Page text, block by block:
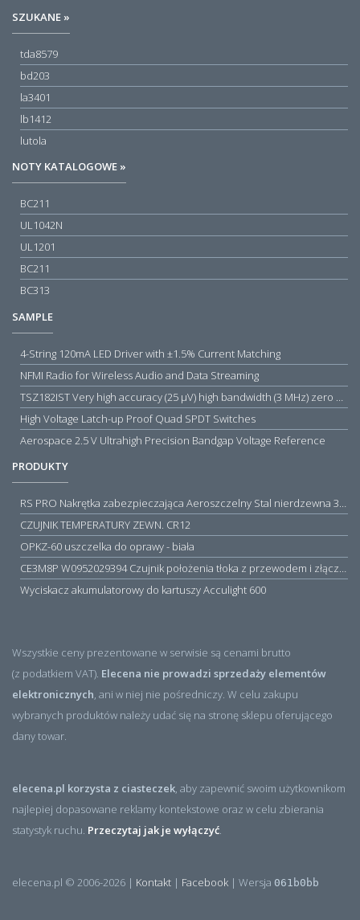
SZUKANE »
tda8579
bd203
la3401
lb1412
lutola
NOTY KATALOGOWE »
BC211
UL1042N
UL1201
BC211
BC313
SAMPLE
4-String 120mA LED Driver with ±1.5% Current Matching
NFMI Radio for Wireless Audio and Data Streaming
TSZ182IST Very high accuracy (25 µV) high bandwidth (3 MHz) zero drift 5 V operational amplifiers
High Voltage Latch-up Proof Quad SPDT Switches
Aerospace 2.5 V Ultrahigh Precision Bandgap Voltage Reference
PRODUKTY
RS PRO Nakrętka zabezpieczająca Aeroszczelny Stal nierdzewna 316 Zwykłe
CZUJNIK TEMPERATURY ZEWN. CR12
OPKZ-60 uszczelka do oprawy - biała
CE3M8P W0952029394 Czujnik położenia tłoka z przewodem i złączem M8, PNP NO, 10...30VDC, 100mA, METALWORK, METAL WORK jak MZT1-0
Wyciskacz akumulatorowy do kartuszy Acculight 600
Wszystkie ceny prezentowane w serwisie są cenami brutto
(z podatkiem VAT). Elecena nie prowadzi sprzedaży elementów
elektronicznych , ani w niej nie pośredniczy. W celu zakupu
wybranych produktów należy udać się na stronę sklepu oferującego
dany towar.
elecena.pl korzysta z ciasteczek , aby zapewnić swoim użytkownikom
najlepiej dopasowane reklamy kontekstowe oraz w celu zbierania
statystyk ruchu. Przeczytaj jak je wyłączyć
elecena.pl © 2006-2026 | Kontakt | Facebook | Wersja 061b0bb